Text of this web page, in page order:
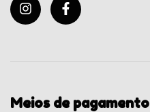
Meios de pagamento